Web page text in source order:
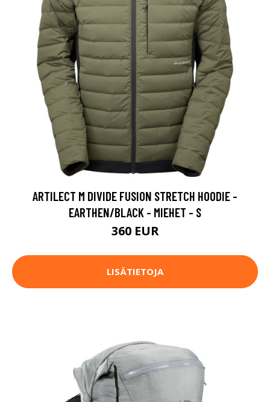
ARTILECT M DIVIDE FUSION STRETCH HOODIE -
EARTHEN/BLACK - MIEHET - S
360 EUR
LISÄTIETOJA